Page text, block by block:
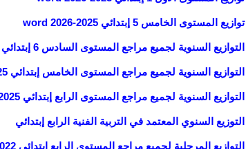
توازيع المستوى الخامس 5 إبتدائي 2025-2026 word
التوازيع السنوية لجميع مراجع المستوى السادس 6 إبتدائي 2025-2026
التوازيع السنوية لجميع مراجع المستوى الخامس إبتدائي 2025-2026
التوازيع السنوية لجميع مراجع المستوى الرابع إبتدائي 2025-2026
التوزيع السنوي المعتمد في التربية الفنية الرابع إبتدائي
التوازيع المرحلية لجميع مراجع المستوى الرابع إبتدائي 2022-2023